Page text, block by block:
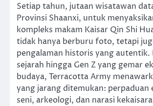
Setiap tahun, jutaan wisatawan
Provinsi Shaanxi, untuk
kompleks makam Kaisar Qin Shi
tidak hanya berburu foto, tetapi
pengalaman historis yang autentik.
sejarah hingga Gen Z yang gemar
budaya, Terracotta Army
yang jarang ditemukan: perpaduan
seni, arkeologi, dan narasi